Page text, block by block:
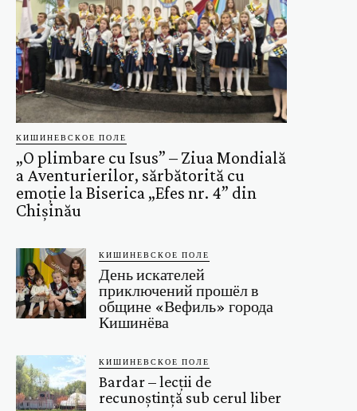
КИШИНЕВСКОЕ ПОЛЕ
„O plimbare cu Isus” – Ziua Mondială
a Aventurierilor, sărbătorită cu
emoție la Biserica „Efes nr. 4” din
Chișinău
КИШИНЕВСКОЕ ПОЛЕ
День искателей
приключений прошёл в
общине «Вефиль» города
Кишинёва
КИШИНЕВСКОЕ ПОЛЕ
Bardar – lecții de
recunoștință sub cerul liber